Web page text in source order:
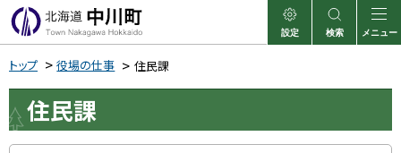
本
へ
メ
ニ
ュ
中川町 表示
設定
検索
サイト内検索
メニュー
トップ 役場の仕事 住民課
住民課